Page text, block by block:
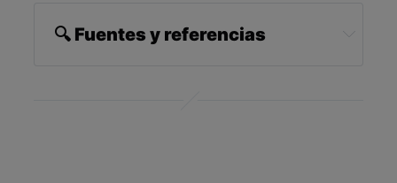
🔍 Fuentes y referencias